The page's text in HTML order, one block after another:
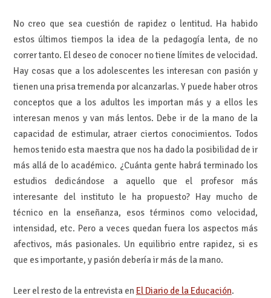
No creo que sea cuestión de rapidez o lentitud. Ha habido
estos últimos tiempos la idea de la pedagogía lenta, de no
correr tanto. El deseo de conocer no tiene límites de velocidad.
Hay cosas que a los adolescentes les interesan con pasión y
tienen una prisa tremenda por alcanzarlas. Y puede haber otros
conceptos que a los adultos les importan más y a ellos les
interesan menos y van más lentos. Debe ir de la mano de la
capacidad de estimular, atraer ciertos conocimientos. Todos
hemos tenido esta maestra que nos ha dado la posibilidad de ir
más allá de lo académico. ¿Cuánta gente habrá terminado los
estudios dedicándose a aquello que el profesor más
interesante del instituto le ha propuesto? Hay mucho de
técnico en la enseñanza, esos términos como velocidad,
intensidad, etc. Pero a veces quedan fuera los aspectos más
afectivos, más pasionales. Un equilibrio entre rapidez, si es
que es importante, y pasión debería ir más de la mano.
Leer el resto de la entrevista en El Diario de la Educación.